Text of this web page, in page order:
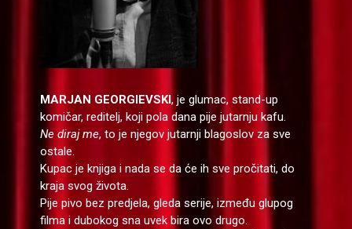
MARJAN GEORGIEVSKI, je glumac, stand-up
komičar, reditelj, koji pola dana pije jutarnju kafu.
Ne diraj me, to je njegov jutarnji blagoslov za sve
ostale.
Kupac je knjiga i nada se da će ih sve pročitati, do
kraja svog života.
Pije pivo bez predjela, gleda serije, između glupog
filma i dubokog sna uvek bira ovo drugo.